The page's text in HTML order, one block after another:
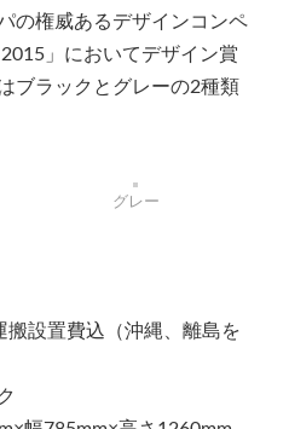
の権威あるデザインコンペ
」においてデザイン賞
ブラックとグレーの2種類
グレー
設置費込（沖縄、離島を